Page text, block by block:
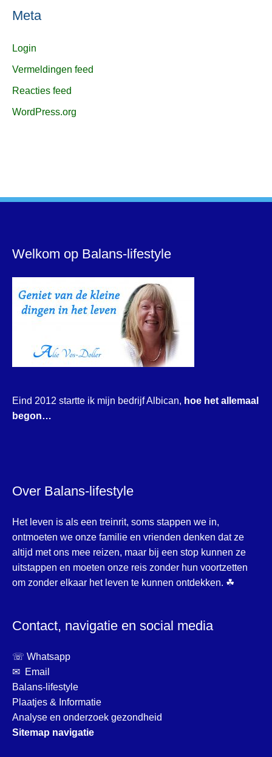
Meta
Login
Vermeldingen feed
Reacties feed
WordPress.org
Welkom op Balans-lifestyle
Eind 2012 startte ik mijn bedrijf Albican, hoe het allemaal
begon…
Over Balans-lifestyle
Het leven is als een treinrit, soms stappen we in,
ontmoeten we onze familie en vrienden denken dat ze
altijd met ons mee reizen, maar bij een stop kunnen ze
uitstappen en moeten onze reis zonder hun voortzetten
om zonder elkaar het leven te kunnen ontdekken. ☘
Contact, navigatie en social media
☏ Whatsapp
✉ Email
Balans-lifestyle
Plaatjes & Informatie
Analyse en onderzoek gezondheid
Sitemap navigatie